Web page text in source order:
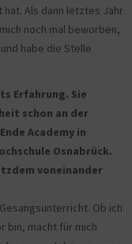
Als dann letztes Jahr
noch mal beworben,
habe die Stelle
Erfahrung. Sie
schon an der
Academy in
Osnabrück.
voneinander
Ob ich
bin, macht für mich